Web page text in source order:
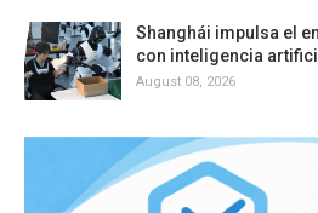
Shanghái impulsa el
con inteligencia
August 08, 2026